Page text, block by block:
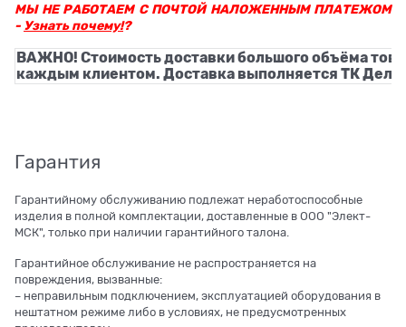
МЫ НЕ РАБОТАЕМ С ПОЧТОЙ НАЛОЖЕННЫМ ПЛАТЕЖОМ
- Узнать почему!?
ВАЖНО! Стоимость доставки большого объёма
каждым клиентом. Доставка выполняется ТК
Гарантия
Гарантийному обслуживанию подлежат неработоспособные
изделия в полной комплектации, доставленные в ООО "Элект-
МСК", только при наличии гарантийного талона.
Гарантийное обслуживание не распространяется на
повреждения, вызванные:
– неправильным подключением, эксплуатацией оборудования в
нештатном режиме либо в условиях, не предусмотренных